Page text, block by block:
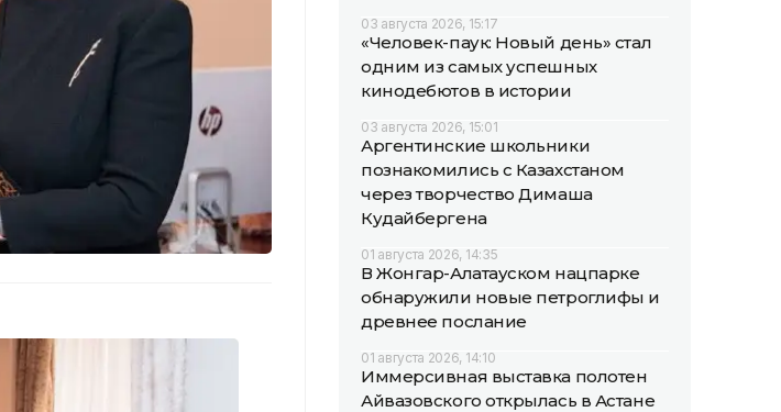
03 августа 2026, 15:17
«Человек-паук: Новый день» стал
одним из самых успешных
кинодебютов в истории
03 августа 2026, 15:01
Аргентинские школьники
познакомились с Казахстаном
через творчество Димаша
Кудайбергена
01 августа 2026, 14:35
В Жонгар-Алатауском нацпарке
обнаружили новые петроглифы и
древнее послание
01 августа 2026, 14:10
Иммерсивная выставка полотен
Айвазовского открылась в Астане